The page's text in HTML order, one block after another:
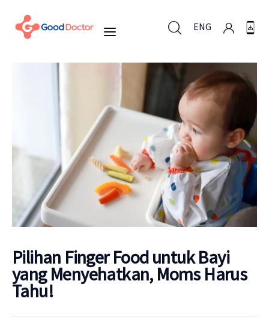
ENG
ENG
Untuk Bisnis
Untuk Anda
Mengapa Good Doctor
Berita
Layanan
Pilihan Finger Food untuk Bayi
yang Menyehatkan, Moms Harus
Tahu!